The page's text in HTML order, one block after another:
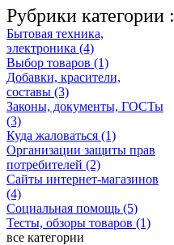
Рубрики категории :
Бытовая техника,
электроника (4)
Выбор товаров (1)
Добавки, красители,
составы (3)
Законы, документы, ГОСТы
(3)
Куда жаловаться (1)
Организации защиты прав
потребителей (2)
Сайты интернет-магазинов
(4)
Социальная помощь (5)
Тесты, обзоры товаров (1)
все категории